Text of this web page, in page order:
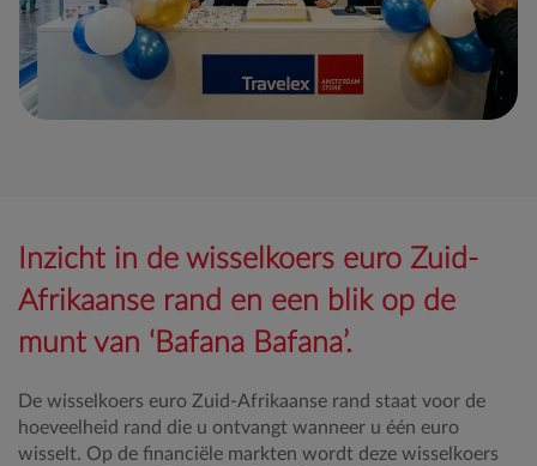
Inzicht in de wisselkoers euro Zuid-
Afrikaanse rand en een blik op de
munt van ‘Bafana Bafana’.
De wisselkoers euro Zuid-Afrikaanse rand staat voor de
hoeveelheid rand die u ontvangt wanneer u één euro
wisselt. Op de financiële markten wordt deze wisselkoers